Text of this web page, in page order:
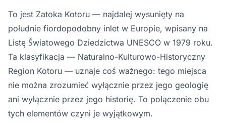
To jest Zatoka Kotoru — najdalej wysunięty na
południe fiordopodobny inlet w Europie, wpisany na
Listę Światowego Dziedzictwa UNESCO w 1979 roku.
Ta klasyfikacja — Naturalno-Kulturowo-Historyczny
Region Kotoru — uznaje coś ważnego: tego miejsca
nie można zrozumieć wyłącznie przez jego geologię
ani wyłącznie przez jego historię. To połączenie obu
tych elementów czyni je wyjątkowym.